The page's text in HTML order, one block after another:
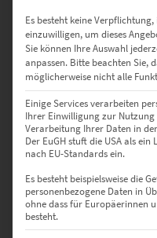
Wandbilder
Moderne Wandbilder findest
denn mit einem
Wohnzimmeroder für dein
Poster oder auch als
Positive Stimmung kommt
Es besteht keine
einzuwilligen, um dieses
Sie können Ihre Auswahl
anpassen. Bitte beachten Sie,
möglicherweise nicht alle
Einige Services verarbeiten
Ihrer Einwilligung zur Nutzung
Verarbeitung Ihrer Daten in
Der EuGH stuft die USA als
nach EU-Standards ein.
Es besteht beispielsweise die
personenbezogene Daten in
ohne dass für Europäerinnen
besteht.